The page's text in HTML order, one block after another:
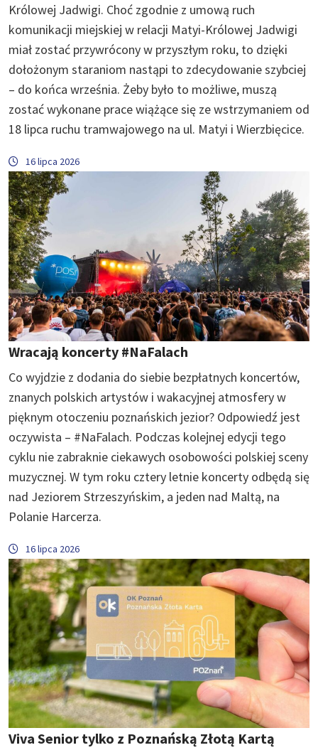
Królowej Jadwigi. Choć zgodnie z umową ruch
komunikacji miejskiej w relacji Matyi-Królowej Jadwigi
miał zostać przywrócony w przyszłym roku, to dzięki
dołożonym staraniom nastąpi to zdecydowanie szybciej
– do końca września. Żeby było to możliwe, muszą
zostać wykonane prace wiążące się ze wstrzymaniem od
18 lipca ruchu tramwajowego na ul. Matyi i Wierzbięcice.
16 lipca 2026
Wracają koncerty #NaFalach
Co wyjdzie z dodania do siebie bezpłatnych koncertów,
znanych polskich artystów i wakacyjnej atmosfery w
pięknym otoczeniu poznańskich jezior? Odpowiedź jest
oczywista – #NaFalach. Podczas kolejnej edycji tego
cyklu nie zabraknie ciekawych osobowości polskiej sceny
muzycznej. W tym roku cztery letnie koncerty odbędą się
nad Jeziorem Strzeszyńskim, a jeden nad Maltą, na
Polanie Harcerza.
16 lipca 2026
Viva Senior tylko z Poznańską Złotą Kartą